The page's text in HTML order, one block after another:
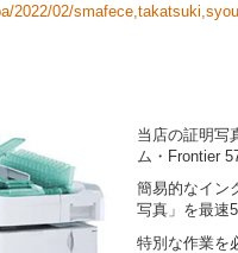
2022/02/
当店の証明写
ム・Frontier
簡易的なイン
写真」を最速
特別な作業を